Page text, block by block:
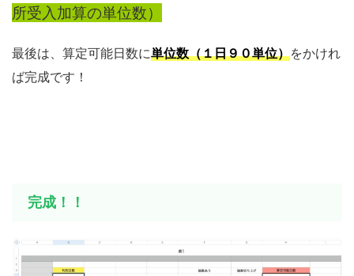
所受入加算の単位数）
最後は、算定可能日数に単位数（１日９０単位）をかけれ
ば完成です！
完成！！